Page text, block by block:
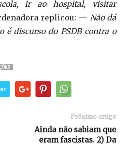
ir ao hospital, visitar
replicou: — Não dá
é discurso do PSDB contra o
Próximo artigo
Ainda não sabiam que
eram fascistas. 2) Da